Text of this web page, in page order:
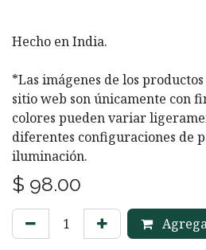
Hecho en India.
*Las imágenes de los
sitio web son únicamente con
colores pueden variar
diferentes configuraciones de
iluminación.
$ 98.00